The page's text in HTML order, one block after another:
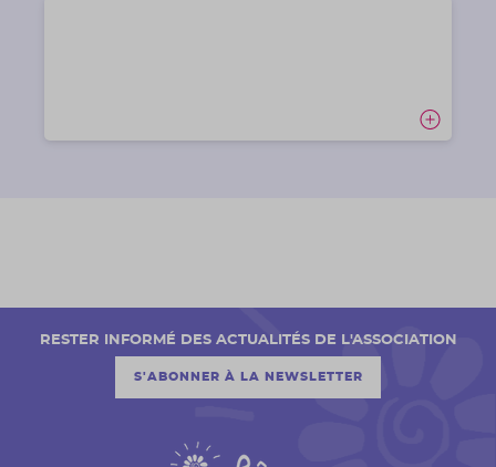
RESTER INFORMÉ DES ACTUALITÉS DE L'ASSOCIATION
S'ABONNER À LA NEWSLETTER